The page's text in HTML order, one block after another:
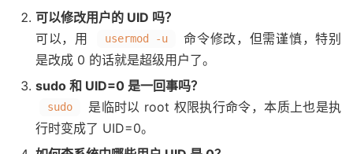
可以修改用户的 UID 吗？
可以，用
usermod -u
命令修改，但需谨慎，特别
是改成 0 的话就是超级用户了。
sudo 和 UID=0 是一回事吗？
sudo
是临时以 root 权限执行命令，本质上也是执
行时变成了 UID=0。